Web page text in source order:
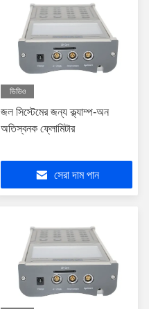
ভিডিও
জল সিস্টেমের জন্য ক্ল্যাম্প-অন
অতিস্বনক ফ্লোমিটার
সেরা দাম পান